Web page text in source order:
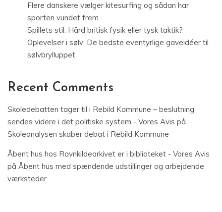
Flere danskere vælger kitesurfing og sådan har
sporten vundet frem
Spillets stil: Hård britisk fysik eller tysk taktik?
Oplevelser i sølv: De bedste eventyrlige gaveidéer til
sølvbrylluppet
Recent Comments
Skoledebatten tager til i Rebild Kommune – beslutning
sendes videre i det politiske system - Vores Avis på
Skoleanalysen skaber debat i Rebild Kommune
Åbent hus hos Ravnkildearkivet er i biblioteket - Vores Avis
på Åbent hus med spændende udstillinger og arbejdende
værksteder